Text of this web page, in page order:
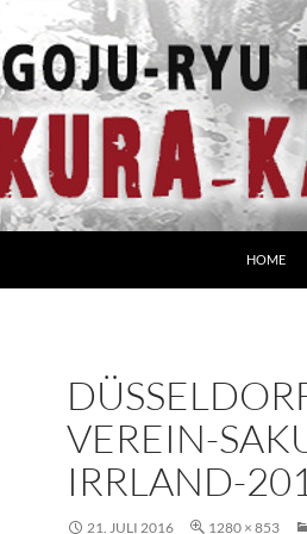
HOME
VEREIN-
IRRLAND-
21. JULI 2016 1280 × 853